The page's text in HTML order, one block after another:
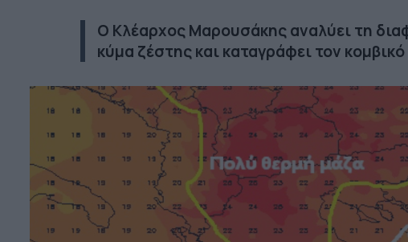
Ο Κλέαρχος Μαρουσάκης αναλύει τη
κύμα ζέστης και καταγράφει τον